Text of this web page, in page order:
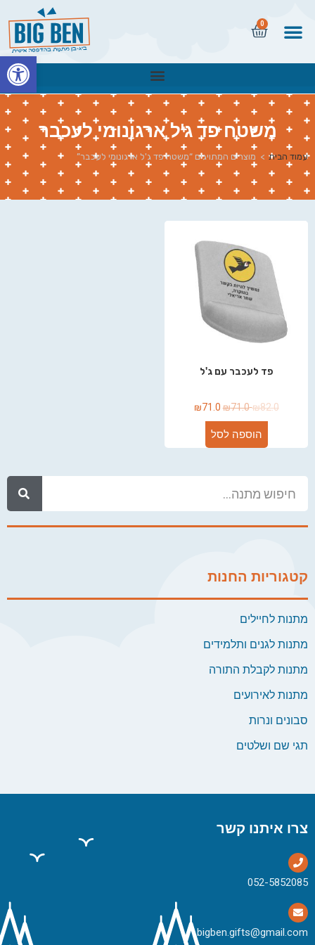
0
משטח פד ג'ל ארגונומי לעכבר
עמוד הבית > מוצרים המתויגים “משטח פד ג'ל ארגונומי לעכבר”
קטגוריות החנות
מתנות לחיילים
מתנות לגנים ותלמידים
מתנות לקבלת התורה
מתנות לאירועים
סבונים ונרות
תגי שם ושלטים
פד לעכבר עם ג'ל
₪82.0
₪71.0
₪71.0
הוספה לסל
צרו איתנו קשר
bigben.gifts@gmail.com